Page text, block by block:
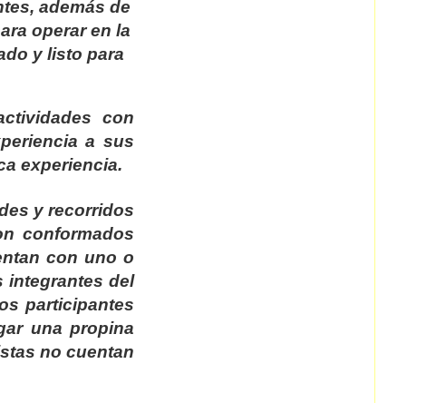
además de
operar en la
y listo para
con
a sus
experiencia.
y recorridos
conformados
con uno o
integrantes del
participantes
una propina
no cuentan